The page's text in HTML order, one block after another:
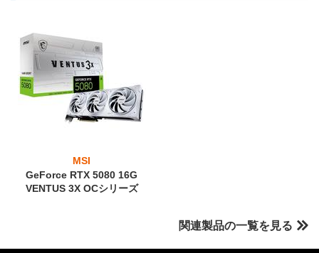
MSI
GeForce RTX 5080 16G
VENTUS 3X OCシリーズ
関連製品の一覧を見る